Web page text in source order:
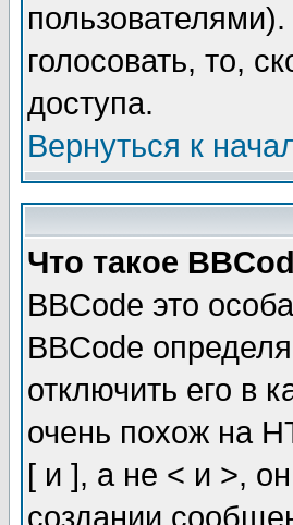
голосовать, то,
доступа.
Вернуться к
Что такое
BBCode это
BBCode
отключить его в
очень похож на
[ и ], а не < и >,
создании